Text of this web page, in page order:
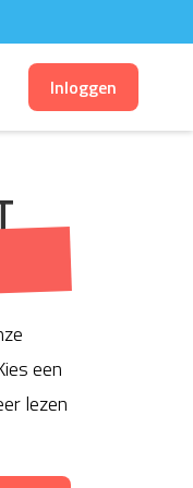
Inloggen
een
lezen